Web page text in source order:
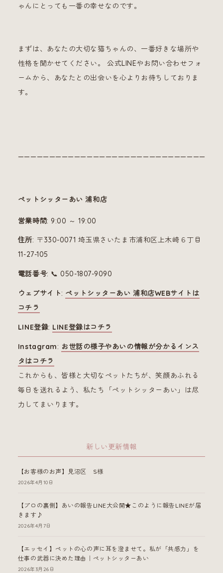
ゃんにとっても一番の幸せなのです。
まずは、あなたの大切な猫ちゃんの、一番好きな場所や
性格を聞かせてください。 公式LINEやお問い合わせフォ
ームから、あなたとの出会いを心よりお待ちしておりま
す。
ペットシッターあい 浦和店
営業時間: 9:00 ～ 19:00
住所: 〒330-0071 埼玉県さいたま市浦和区上木崎６丁目
11-27-105
電話番号: 📞 050-1807-9090
ウェブサイト: ペットシッターあい 浦和店WEBサイトは
コチラ
LINE登録: LINE登録はコチラ
Instagram: お世話の様子やあいの情報が分かるインス
タはコチラ
これからも、皆様と大切なペットたちが、笑顔あふれる
毎日を送れるよう、私たち「ペットシッターあい」は尽
力してまいります。
新しい更新情報
【お客様のお声】見沼区 S様
2026年4月10日
【プロの裏側】あいの報告LINE大公開★このように報告LINEが届
きます♪
2026年4月7日
【エッセイ】ペットの心の声に耳を澄ませて。私が「共感力」を
仕事の武器に決めた理由｜ペットシッターあい
2026年3月26日